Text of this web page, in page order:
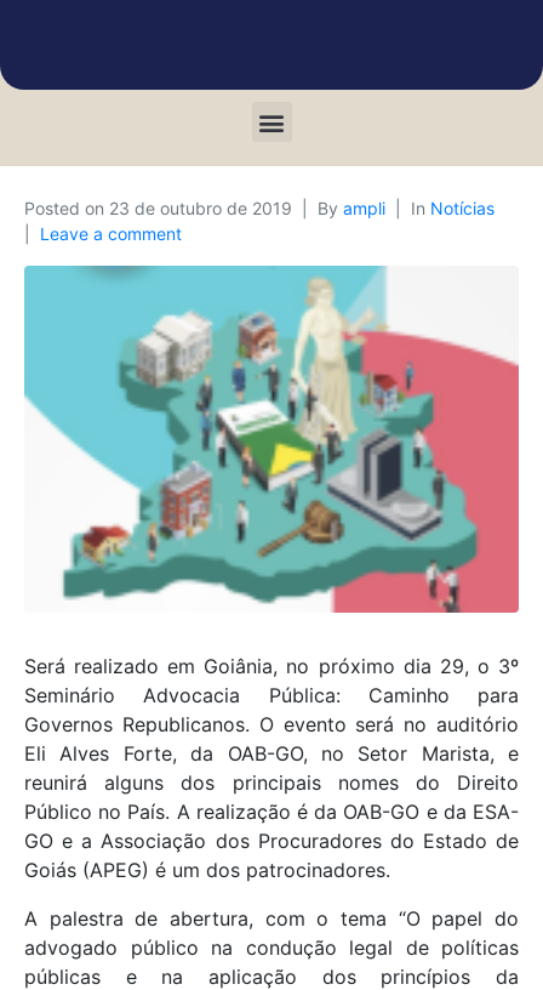
Posted on 23 de outubro de 2019 By ampli In Notícias
Leave a comment
Será realizado em Goiânia, no próximo dia 29, o 3º
Seminário Advocacia Pública: Caminho para
Governos Republicanos. O evento será no auditório
Eli Alves Forte, da OAB-GO, no Setor Marista, e
reunirá alguns dos principais nomes do Direito
Público no País. A realização é da OAB-GO e da ESA-
GO e a Associação dos Procuradores do Estado de
Goiás (APEG) é um dos patrocinadores.
A palestra de abertura, com o tema “O papel do
advogado público na condução legal de políticas
públicas e na aplicação dos princípios da